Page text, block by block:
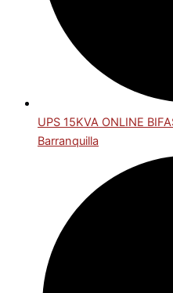
UPS 15KVA ONLINE
Barranquilla